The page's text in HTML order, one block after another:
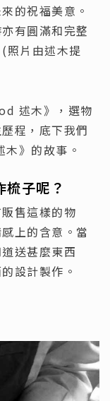
的祝福美意。
有圓滿和完整
照片由述木提
述木》，選物
程，底下我們
》的故事。
子呢？
售這樣的物
上的含意。當
送甚麼東西
設計製作。